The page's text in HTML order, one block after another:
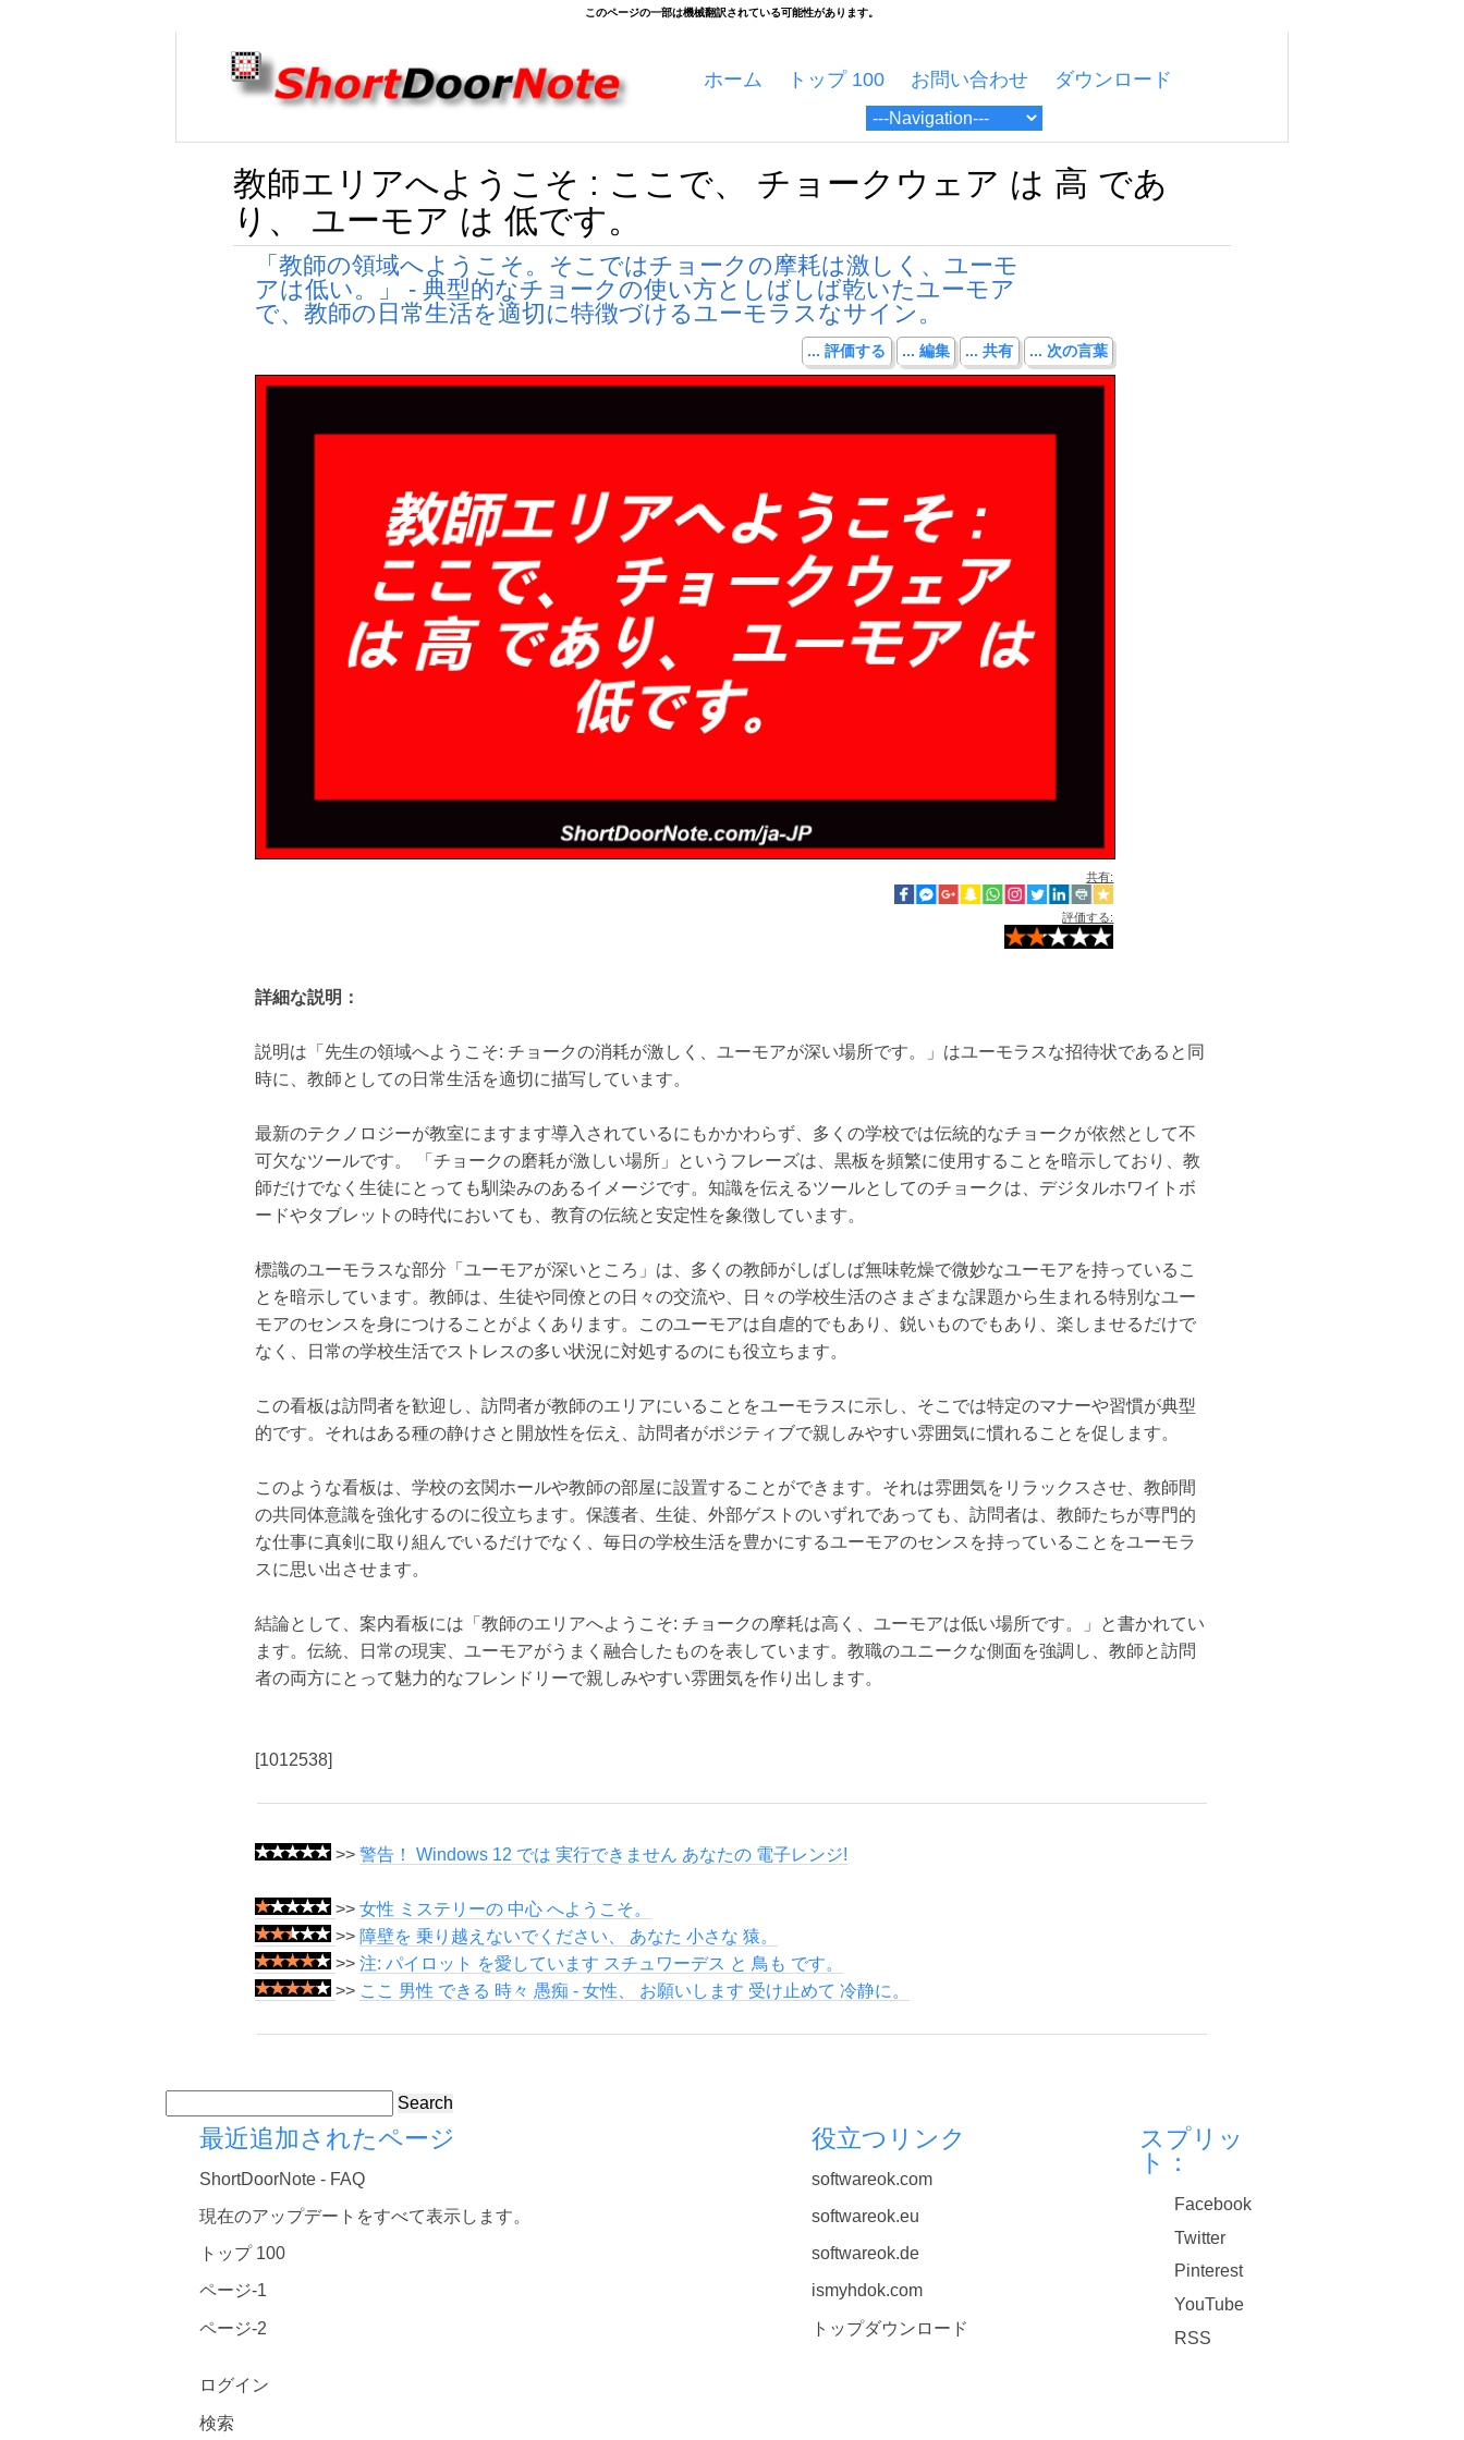
ホーム トップ 100 お問い合わせ ダウンロード
教師エリアへようこそ : ここで、 チョークウェア は 高 であ
り、 ユーモア は 低です。
「教師の領域へようこそ。そこではチョークの摩耗は激しく、ユーモ
アは低い。」 - 典型的なチョークの使い方としばしば乾いたユーモア
で、教師の日常生活を適切に特徴づけるユーモラスなサイン。
... 評価する ... 編集 ... 共有 ... 次の言葉
共有:
評価する:
詳細な説明：
説明は「先生の領域へようこそ: チョークの消耗が激しく、ユーモアが深い場所です。」はユーモラスな招待状であると同
時に、教師としての日常生活を適切に描写しています。
最新のテクノロジーが教室にますます導入されているにもかかわらず、多くの学校では伝統的なチョークが依然として不
可欠なツールです。 「チョークの磨耗が激しい場所」というフレーズは、黒板を頻繁に使用することを暗示しており、教
師だけでなく生徒にとっても馴染みのあるイメージです。知識を伝えるツールとしてのチョークは、デジタルホワイトボ
ードやタブレットの時代においても、教育の伝統と安定性を象徴しています。
標識のユーモラスな部分「ユーモアが深いところ」は、多くの教師がしばしば無味乾燥で微妙なユーモアを持っているこ
とを暗示しています。教師は、生徒や同僚との日々の交流や、日々の学校生活のさまざまな課題から生まれる特別なユー
モアのセンスを身につけることがよくあります。このユーモアは自虐的でもあり、鋭いものでもあり、楽しませるだけで
なく、日常の学校生活でストレスの多い状況に対処するのにも役立ちます。
この看板は訪問者を歓迎し、訪問者が教師のエリアにいることをユーモラスに示し、そこでは特定のマナーや習慣が典型
的です。それはある種の静けさと開放性を伝え、訪問者がポジティブで親しみやすい雰囲気に慣れることを促します。
このような看板は、学校の玄関ホールや教師の部屋に設置することができます。それは雰囲気をリラックスさせ、教師間
の共同体意識を強化するのに役立ちます。保護者、生徒、外部ゲストのいずれであっても、訪問者は、教師たちが専門的
な仕事に真剣に取り組んでいるだけでなく、毎日の学校生活を豊かにするユーモアのセンスを持っていることをユーモラ
スに思い出させます。
結論として、案内看板には「教師のエリアへようこそ: チョークの摩耗は高く、ユーモアは低い場所です。」と書かれてい
ます。伝統、日常の現実、ユーモアがうまく融合したものを表しています。教職のユニークな側面を強調し、教師と訪問
者の両方にとって魅力的なフレンドリーで親しみやすい雰囲気を作り出します。
[1012538]
>> 警告！ Windows 12 では 実行できません あなたの 電子レンジ!
>> 女性 ミステリーの 中心 へようこそ。
>> 障壁を 乗り越えないでください、 あなた 小さな 猿。
>> 注: パイロット を愛しています スチュワーデス と 鳥も です。
>> ここ 男性 できる 時々 愚痴 - 女性、 お願いします 受け止めて 冷静に。
Search
最近追加されたページ
ShortDoorNote - FAQ
現在のアップデートをすべて表示します。
トップ 100
ページ-1
ページ-2
ログイン
検索
役立つリンク
softwareok.com
softwareok.eu
softwareok.de
ismyhdok.com
トップダウンロード
スプリッ
ト：
Facebook
Twitter
Pinterest
YouTube
RSS